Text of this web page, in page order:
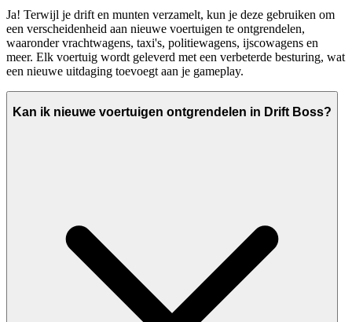
Ja! Terwijl je drift en munten verzamelt, kun je deze gebruiken om
een verscheidenheid aan nieuwe voertuigen te ontgrendelen,
waaronder vrachtwagens, taxi's, politiewagens, ijscowagens en
meer. Elk voertuig wordt geleverd met een verbeterde besturing, wat
een nieuwe uitdaging toevoegt aan je gameplay.
Kan ik nieuwe voertuigen ontgrendelen in Drift Boss?